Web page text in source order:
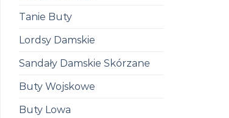
Tanie Buty
Lordsy Damskie
Sandały Damskie Skórzane
Buty Wojskowe
Buty Lowa